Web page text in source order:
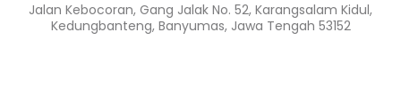
Jalan Kebocoran, Gang Jalak No. 52, Karangsalam Kidul,
Kedungbanteng, Banyumas, Jawa Tengah 53152